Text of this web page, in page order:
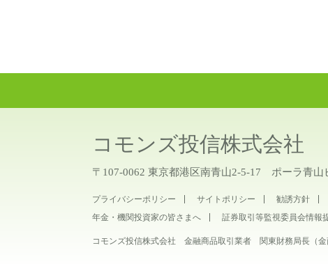
コモンズ投信株式会社
〒107-0062 東京都港区南青山2-5-17 ポーラ青山
プライバシーポリシー サイトポリシー 勧誘方針
年金・機関投資家の皆さまへ
証券取引等監視委員会情報
コモンズ投信株式会社 金融商品取引業者 関東財務局長（